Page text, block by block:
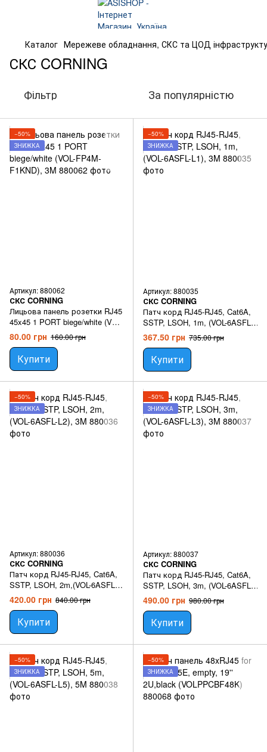
Каталог Мережеве обладнання, СКС та ЦОД
СКС CORNING
Фільтр За популярністю
−50%
ЗНИЖКА
Артикул: 880062
СКС CORNING
Лицьова панель розетки RJ45
45x45 1 PORT biege/white (VOL-
FP4M-F1KND), 3M
80.00 грн 160.00 грн
Купити
−50%
ЗНИЖКА
Артикул: 880035
СКС CORNING
Патч корд RJ45-RJ45, Cat6A,
SSTP, LSOH, 1m, (VOL-6ASFL-
L1), 3M
367.50 грн 735.00 грн
Купити
−50%
ЗНИЖКА
Артикул: 880036
СКС CORNING
Патч корд RJ45-RJ45, Cat6A,
SSTP, LSOH, 2m,(VOL-6ASFL-
L2), 3M
420.00 грн 840.00 грн
Купити
−50%
ЗНИЖКА
Артикул: 880037
СКС CORNING
Патч корд RJ45-RJ45, Cat6A,
SSTP, LSOH, 3m, (VOL-6ASFL-
L3), 3M
490.00 грн 980.00 грн
Купити
−50%
ЗНИЖКА
−50%
ЗНИЖКА